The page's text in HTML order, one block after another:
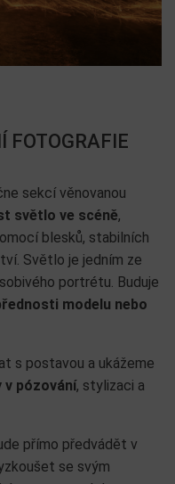
FOTOGRAFIE
sekcí věnovanou
světlo ve scéně,
blesků, stabilních
Světlo je jedním ze
portrétu. Buduje
modelu nebo
s postavou a ukážeme
v pózování, stylizaci a
přímo předvádět v
se svým